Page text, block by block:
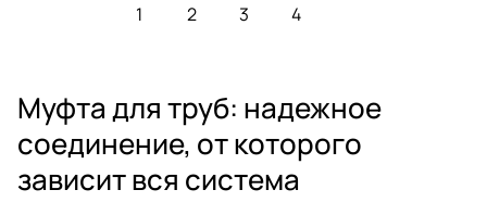
1 2 3 4
Муфта для труб: надежное
соединение, от которого
зависит вся система